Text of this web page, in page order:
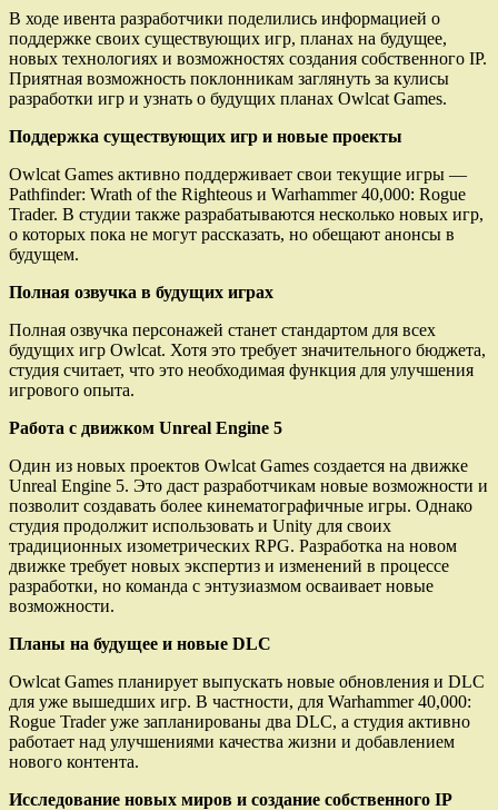
В ходе ивента разработчики поделились информацией о
поддержке своих существующих игр, планах на будущее,
новых технологиях и возможностях создания собственного IP.
Приятная возможность поклонникам заглянуть за кулисы
разработки игр и узнать о будущих планах Owlcat Games.
Поддержка существующих игр и новые проекты
Owlcat Games активно поддерживает свои текущие игры —
Pathfinder: Wrath of the Righteous и Warhammer 40,000: Rogue
Trader. В студии также разрабатываются несколько новых игр,
о которых пока не могут рассказать, но обещают анонсы в
будущем.
Полная озвучка в будущих играх
Полная озвучка персонажей станет стандартом для всех
будущих игр Owlcat. Хотя это требует значительного бюджета,
студия считает, что это необходимая функция для улучшения
игрового опыта.
Работа с движком Unreal Engine 5
Один из новых проектов Owlcat Games создается на движке
Unreal Engine 5. Это даст разработчикам новые возможности и
позволит создавать более кинематографичные игры. Однако
студия продолжит использовать и Unity для своих
традиционных изометрических RPG. Разработка на новом
движке требует новых экспертиз и изменений в процессе
разработки, но команда с энтузиазмом осваивает новые
возможности.
Планы на будущее и новые DLC
Owlcat Games планирует выпускать новые обновления и DLC
для уже вышедших игр. В частности, для Warhammer 40,000:
Rogue Trader уже запланированы два DLC, а студия активно
работает над улучшениями качества жизни и добавлением
нового контента.
Исследование новых миров и создание собственного IP